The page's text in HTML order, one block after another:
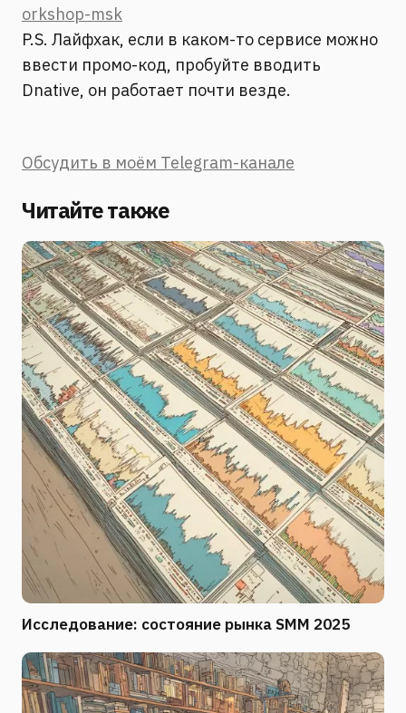
orkshop-msk
P.S. Лайфхак, если в каком-то сервисе можно
ввести промо-код, пробуйте вводить
Dnative, он работает почти везде.
Обсудить в моём Telegram-канале
Читайте также
Исследование: состояние рынка SMM 2025